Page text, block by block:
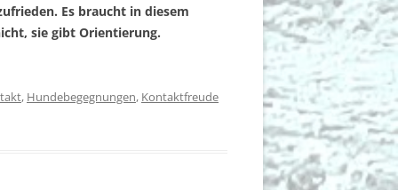
Es braucht in diesem
sie gibt Orientierung.
, Hundebegegnungen, Kontaktfreude